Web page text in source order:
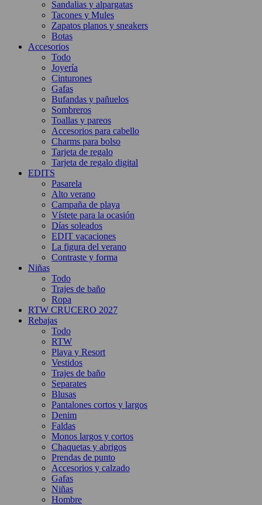
Sandalias y alpargatas
Tacones y Mules
Zapatos planos y sneakers
Botas
Accesorios
Todo
Joyería
Cinturones
Gafas
Bufandas y pañuelos
Sombreros
Toallas y pareos
Accesorios para cabello
Charms para bolso
Tarjeta de regalo
Tarjeta de regalo digital
EDITS
Pasarela
Alto verano
Campaña de playa
Vístete para la ocasión
Días soleados
EDIT vacaciones
La figura del verano
Contraste y forma
Niñas
Todo
Trajes de baño
Ropa
RTW CRUCERO 2027
Rebajas
Todo
RTW
Playa y Resort
Vestidos
Trajes de baño
Separates
Blusas
Pantalones cortos y largos
Denim
Faldas
Monos largos y cortos
Chaquetas y abrigos
Prendas de punto
Accesorios y calzado
Gafas
Niñas
Hombre